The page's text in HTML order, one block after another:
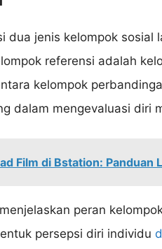
dua jenis kelompok sosial
referensi adalah
kelompok
dalam mengevaluasi diri
Film di Bstation: Panduan
peran
persepsi diri individu